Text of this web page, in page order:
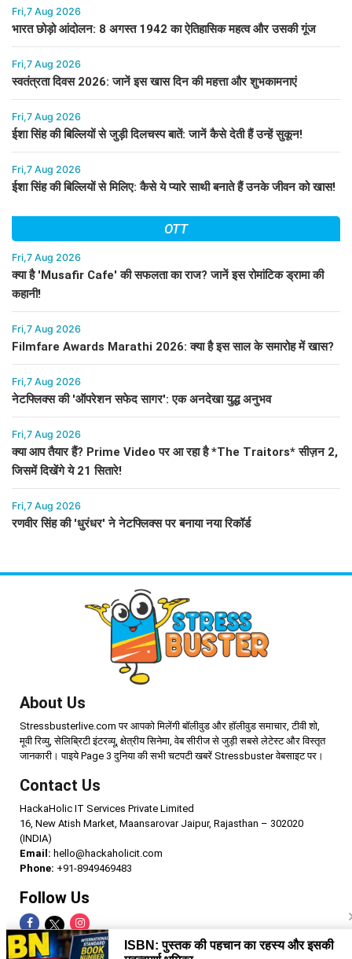
Fri,7 Aug 2026
भारत छोड़ो आंदोलन: 8 अगस्त 1942 का ऐतिहासिक महत्व और उसकी गूंज
Fri,7 Aug 2026
स्वतंत्रता दिवस 2026: जानें इस खास दिन की महत्ता और शुभकामनाएं
Fri,7 Aug 2026
ईशा सिंह की बिल्लियों से जुड़ी दिलचस्प बातें: जानें कैसे देती हैं उन्हें सुकून!
Fri,7 Aug 2026
ईशा सिंह की बिल्लियों से मिलिए: कैसे ये प्यारे साथी बनाते हैं उनके जीवन को खास!
OTT
Fri,7 Aug 2026
क्या है 'Musafir Cafe' की सफलता का राज? जानें इस रोमांटिक ड्रामा की
कहानी!
Fri,7 Aug 2026
Filmfare Awards Marathi 2026: क्या है इस साल के समारोह में खास?
Fri,7 Aug 2026
नेटफ्लिक्स की 'ऑपरेशन सफेद सागर': एक अनदेखा युद्ध अनुभव
Fri,7 Aug 2026
क्या आप तैयार हैं? Prime Video पर आ रहा है *The Traitors* सीज़न 2,
जिसमें दिखेंगे ये 21 सितारे!
Fri,7 Aug 2026
रणवीर सिंह की 'धुरंधर' ने नेटफ्लिक्स पर बनाया नया रिकॉर्ड
About Us
Stressbusterlive.com पर आपको मिलेंगी बॉलीवुड और हॉलीवुड समाचार, टीवी शो,
मूवी रिव्यु, सेलिब्रिटी इंटरव्यू, क्षेत्रीय सिनेमा, वेब सीरीज से जुड़ी सबसे लेटेस्ट और विस्तृत
जानकारी। पाइये Page 3 दुनिया की सभी चटपटी खबरें Stressbuster वेबसाइट पर।
Contact Us
HackaHolic IT Services Private Limited
16, New Atish Market, Maansarovar Jaipur, Rajasthan – 302020
(INDIA)
Email: hello@hackaholicit.com
Phone: +91-8949469483
Follow Us